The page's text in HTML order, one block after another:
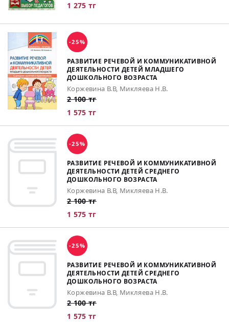
1 275 тг
-25%
РАЗВИТИЕ РЕЧЕВОЙ И КОММУНИКАТИВНОЙ
ДЕЯТЕЛЬНОСТИ ДЕТЕЙ МЛАДШЕГО
ДОШКОЛЬНОГО ВОЗРАСТА
Коржевина В.В, Микляева Н.В.
2 100 тг
1 575 тг
-25%
РАЗВИТИЕ РЕЧЕВОЙ И КОММУНИКАТИВНОЙ
ДЕЯТЕЛЬНОСТИ ДЕТЕЙ СРЕДНЕГО
ДОШКОЛЬНОГО ВОЗРАСТА
Коржевина В.В, Микляева Н.В.
2 100 тг
1 575 тг
-25%
РАЗВИТИЕ РЕЧЕВОЙ И КОММУНИКАТИВНОЙ
ДЕЯТЕЛЬНОСТИ ДЕТЕЙ СРЕДНЕГО
ДОШКОЛЬНОГО ВОЗРАСТА
Коржевина В.В, Микляева Н.В.
2 100 тг
1 575 тг